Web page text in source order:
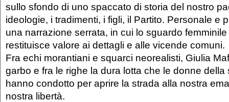
sullo sfondo di uno spaccato di storia del nostro
ideologie, i tradimenti, i figli, il Partito. Personale e
una narrazione serrata, in cui lo sguardo
restituisce valore ai dettagli e alle vicende comuni.
Fra echi morantiani e squarci neorealisti, Giulia
garbo e fra le righe la dura lotta che le donne
hanno condotto per aprire la strada alla nostra
nostra libertà.